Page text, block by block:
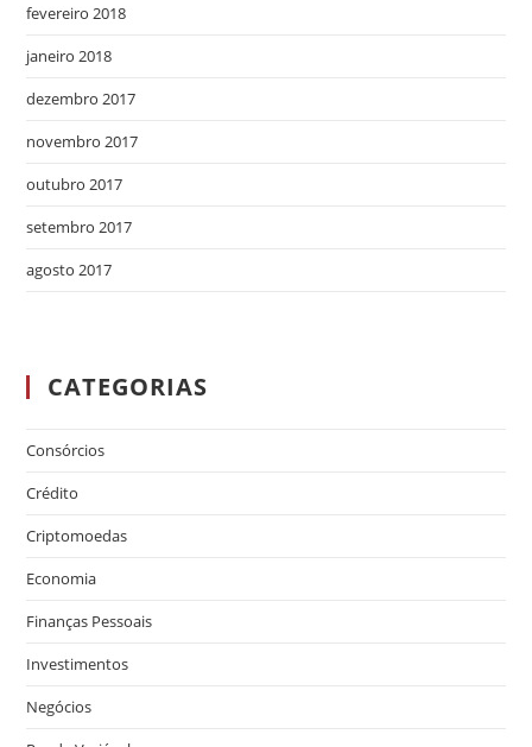
fevereiro 2018
janeiro 2018
dezembro 2017
novembro 2017
outubro 2017
setembro 2017
agosto 2017
CATEGORIAS
Consórcios
Crédito
Criptomoedas
Economia
Finanças Pessoais
Investimentos
Negócios